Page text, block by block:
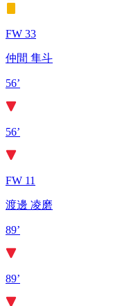
FW 33
仲間 隼斗
56’
56’
FW 11
渡邊 凌磨
89’
89’